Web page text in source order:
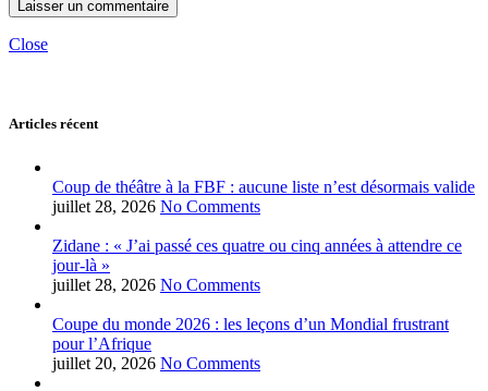
Close
Articles récent
Coup de théâtre à la FBF : aucune liste n’est désormais valide
juillet 28, 2026 No Comments
Zidane : « J’ai passé ces quatre ou cinq années à attendre ce
jour-là »
juillet 28, 2026 No Comments
Coupe du monde 2026 : les leçons d’un Mondial frustrant
pour l’Afrique
juillet 20, 2026 No Comments